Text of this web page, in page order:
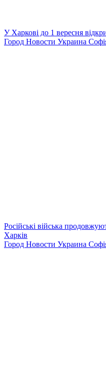
У Харкові до 1 вересня
Город Новости Украина
Російські війська
Харків
Город Новости Украина